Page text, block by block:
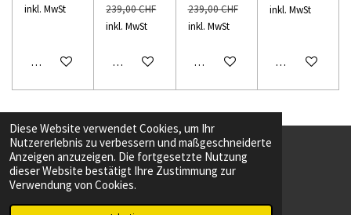
Diese Website verwendet Cookies, um Ihr
Nutzererlebnis zu verbessern und maßgeschneiderte
Anzeigen anzuzeigen. Die fortgesetzte Nutzung
dieser Website bestätigt Ihre Zustimmung zur
Verwendung von Cookies.
inkl. MwSt
In den Warenkorb
239,00 CHF
inkl. MwSt
In den Warenkorb
239,00 CHF
inkl. MwSt
In den Warenkorb
inkl. MwSt
In den
F
a
T
i